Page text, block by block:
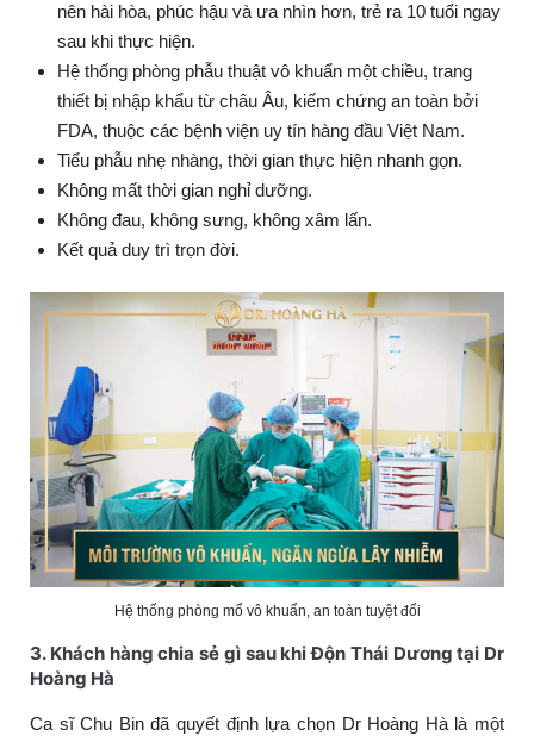
nên hài hòa, phúc hậu và ưa nhìn hơn, trẻ ra 10 tuổi ngay
sau khi thực hiện.
Hệ thống phòng phẫu thuật vô khuẩn một chiều, trang
thiết bị nhập khẩu từ châu Âu, kiếm chứng an toàn bởi
FDA, thuộc các bệnh viện uy tín hàng đầu Việt Nam.
Tiểu phẫu nhẹ nhàng, thời gian thực hiện nhanh gọn.
Không mất thời gian nghỉ dưỡng.
Không đau, không sưng, không xâm lấn.
Kết quả duy trì trọn đời.
Hệ thống phòng mổ vô khuẩn, an toàn tuyệt đối
3. Khách hàng chia sẻ gì sau khi Độn Thái Dương tại Dr
Hoàng Hà
Ca sĩ Chu Bin đã quyết định lựa chọn Dr Hoàng Hà là một